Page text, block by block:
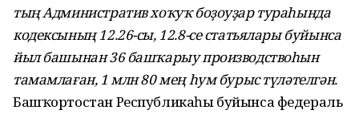
тың Административ хоҡуҡ боҙоуҙар тураһында
кодексының 12.26-сы, 12.8-се статьялары буйынса
йыл башынан 36 башҡарыу производствоһын
тамамлаған, 1 млн 80 мең һум бурыс түләтелгән.
Башҡортостан Республикаһы буйынса федераль